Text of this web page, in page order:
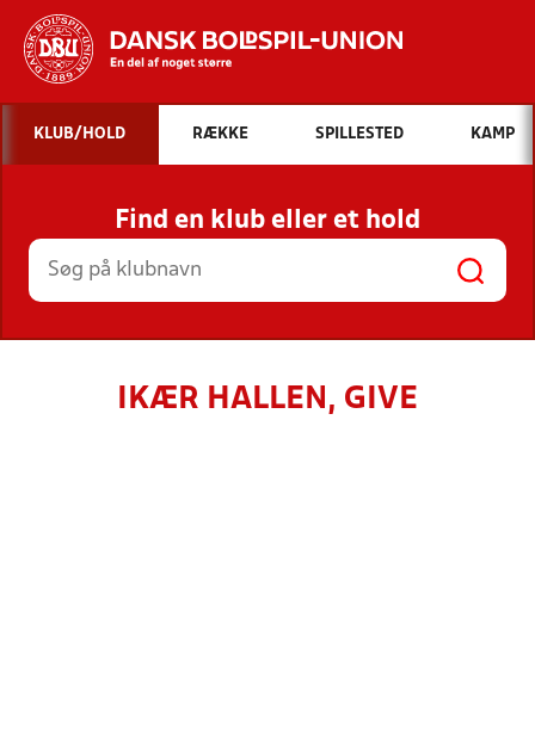
Hvad vil du søge efter?
INDHOLD OG NYHEDER
STILLINGER, RESULTATER, KLUBBER OG
HOLD
KLUB/HOLD RÆKKE SPILLESTED KAMP
Find en klub eller et hold
IKÆR HALLEN, GIVE